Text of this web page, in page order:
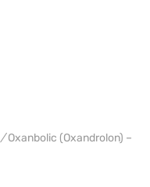
/Oxanbolic (Oxandrolon) –